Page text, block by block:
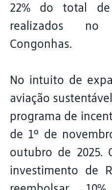
22% do total de
realizados
Congonhas.
No intuito de
aviação
programa de
de 1º de
outubro de 2025.
investimento de